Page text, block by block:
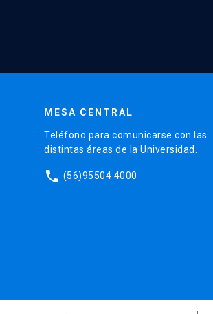
MESA CENTRAL
Teléfono para comunicarse con las
distintas áreas de la Universidad.
phone (56)95504 4000